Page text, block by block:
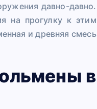
давно-давно.
на прогулку к этим
и древняя смесь
в